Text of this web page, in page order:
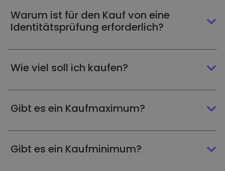
Warum ist für den Kauf von eine
Identitätsprüfung erforderlich?
Wie viel soll ich kaufen?
Gibt es ein Kaufmaximum?
Gibt es ein Kaufminimum?